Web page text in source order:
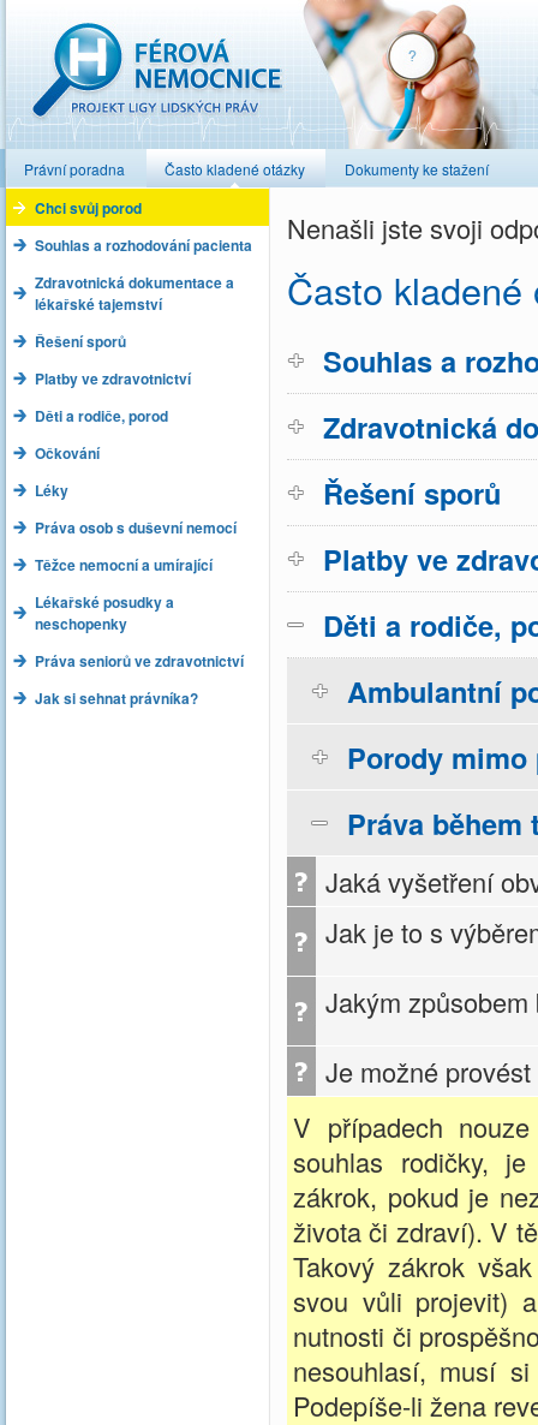
Právní poradna Často kladené otázky Dokumenty ke stažení
Chci svůj porod
Souhlas a rozhodování pacienta
Zdravotnická dokumentace a
lékařské tajemství
Řešení sporů
Platby ve zdravotnictví
Děti a rodiče, porod
Očkování
Léky
Práva osob s duševní nemocí
Těžce nemocní a umírající
Lékařské posudky a
neschopenky
Práva seniorů ve zdravotnictví
Jak si sehnat právníka?
Nenašli jste svoji
Často kladené
Souhlas a
Zdravotnická
Řešení sporů
Platby ve
Děti a rodiče,
Ambulantní
Porody
Práva
Jaká vyšetření
Jak je to s
Jakým
Je možné
V případech
souhlas rodičky,
zákrok, pokud je
života či zdraví). V
Takový zákrok
svou vůli projevit)
nutnosti či
nesouhlasí, musí
Podepíše-li žena